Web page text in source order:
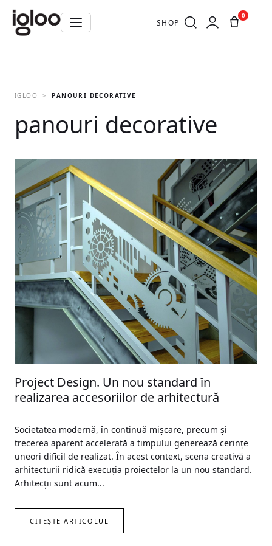
SHOP
0
IGLOO PANOURI DECORATIVE
panouri decorative
Project Design. Un nou standard în
realizarea accesoriilor de arhitectură
Societatea modernă, în continuă mișcare, precum și
trecerea aparent accelerată a timpului generează cerințe
uneori dificil de realizat. În acest context, scena creativă a
arhitecturii ridică execuția proiectelor la un nou standard.
Arhitecții sunt acum...
CITEȘTE ARTICOLUL